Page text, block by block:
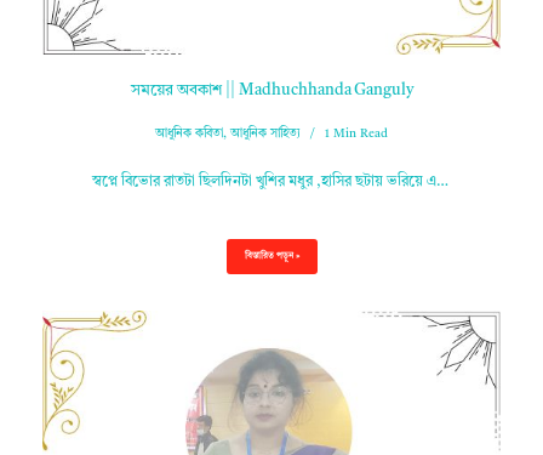
সময়ের অবকাশ || Madhuchhanda Ganguly
আধুনিক কবিতা,আধুনিক সাহিত্য 1 Min Read
স্বপ্নে বিভোর রাতটা ছিলদিনটা খুশির মধুর ,হাসির ছটায় ভরিয়ে এ…
বিস্তারিত পড়ুন »